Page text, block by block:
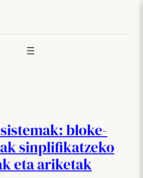
bloke-
sinplifikatzeko
eta ariketak